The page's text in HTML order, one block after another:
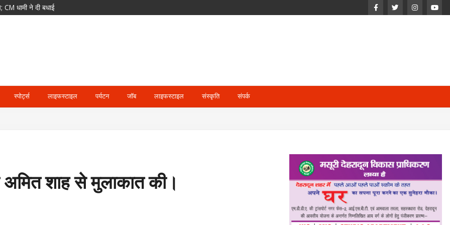
कोषाध्यक्ष; 24 उपाध्यक्ष और 36 महासचिव नियुक्त
और ड्रोन से बढ़ सकता है संघर्ष
सुन नहीं पाएगा’
समान काम-समान वेतन का भी प्रावधान
स्पोर्ट्स लाइफस्टाइल पर्यटन जॉब लाइफस्टाइल संस्कृति संपर्क
अमित शाह से मुलाकात की।